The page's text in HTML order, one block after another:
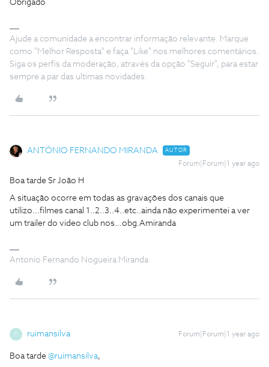
Obrigado
Ajude a comunidade a encontrar informação relevante. Marque
como "Melhor Resposta" e faça "Like" nos melhores comentários.
Siga os perfis da moderação, através da opção "Seguir", para estar
sempre a par das ultimas novidades.
ANTÓNIO FERNANDO MIRANDA AUTOR
Forum|Forum|1 year ago
Boa tarde Sr João H
A situação ocorre em todas as gravações dos canais que
utilizo...filmes canal 1..2..3..4..etc..ainda não experimentei a ver
um trailer do video club nos...obg.Amiranda
Antonio Fernando Nogueira Miranda
R ruimansilva Forum|Forum|1 year ago
Boa tarde ​ @ruimansilva,